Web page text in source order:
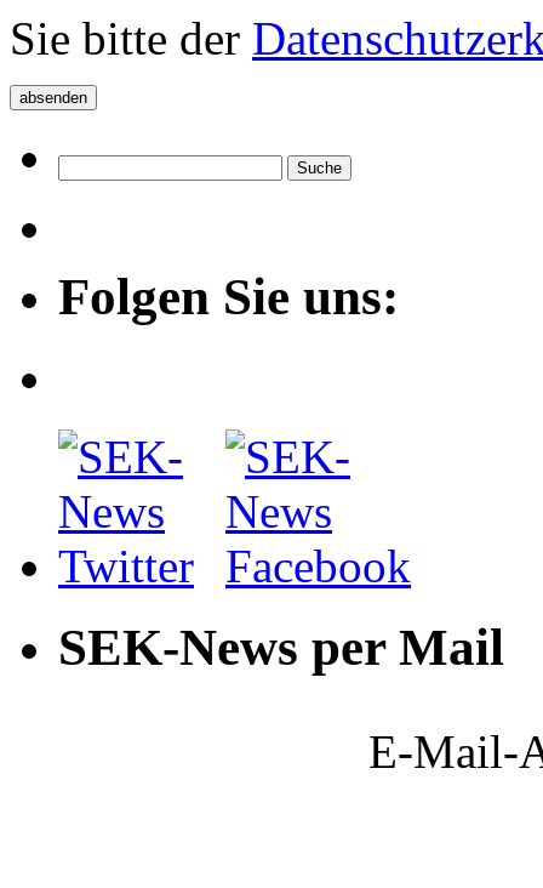
Sie bitte der
Folgen Sie uns:
SEK-News per Mail
E-Mail-